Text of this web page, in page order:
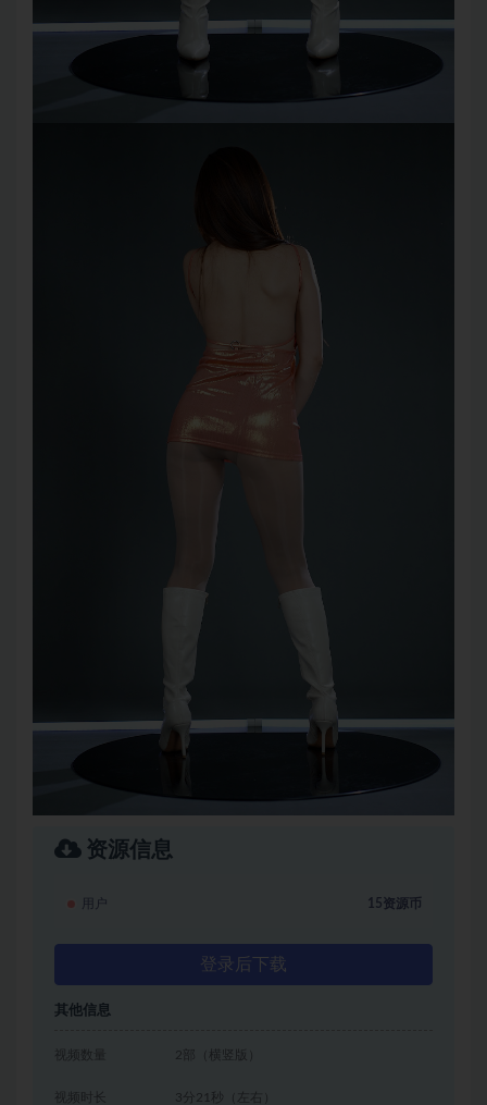
资源信息
用户 15资源币
登录后下载
其他信息
视频数量 2部（横竖版）
视频时长 3分21秒（左右）